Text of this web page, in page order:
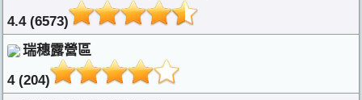
4.4 (6573)
瑞穗露營區
4 (204)